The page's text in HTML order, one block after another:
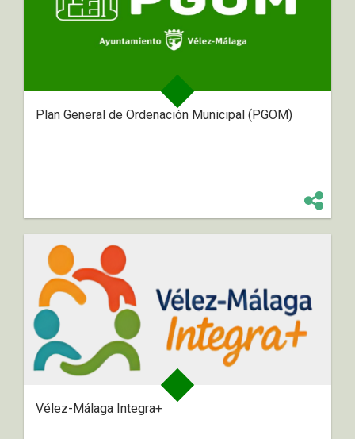
Plan General de Ordenación Municipal (PGOM)
Vélez-Málaga Integra+